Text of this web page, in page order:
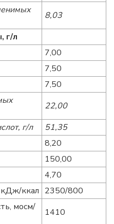
8,03
г/л
7,00
7,50
7,50
22,00
г/л
51,35
8,20
150,00
4,70
кДж/ккал 2350/800
мосм/
1410